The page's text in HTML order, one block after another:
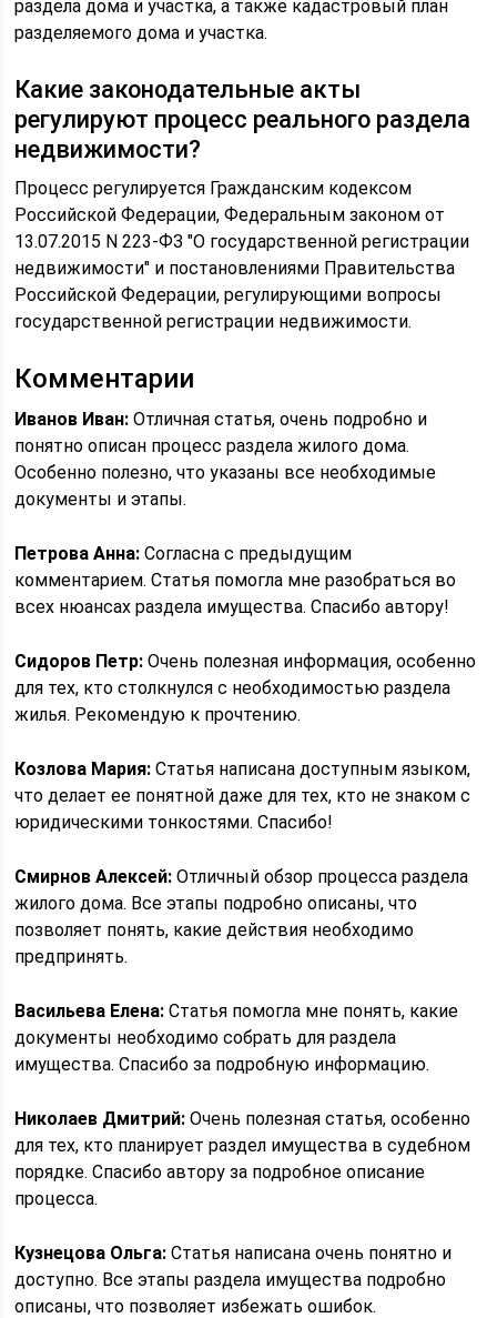
раздела дома и участка, а также кадастровый план
разделяемого дома и участка.
Какие законодательные акты
регулируют процесс реального раздела
недвижимости?
Процесс регулируется Гражданским кодексом
Российской Федерации, Федеральным законом от
13.07.2015 N 223-ФЗ "О государственной регистрации
недвижимости" и постановлениями Правительства
Российской Федерации, регулирующими вопросы
государственной регистрации недвижимости.
Комментарии
Иванов Иван: Отличная статья, очень подробно и
понятно описан процесс раздела жилого дома.
Особенно полезно, что указаны все необходимые
документы и этапы.
Петрова Анна: Согласна с предыдущим
комментарием. Статья помогла мне разобраться во
всех нюансах раздела имущества. Спасибо автору!
Сидоров Петр: Очень полезная информация, особенно
для тех, кто столкнулся с необходимостью раздела
жилья. Рекомендую к прочтению.
Козлова Мария: Статья написана доступным языком,
что делает ее понятной даже для тех, кто не знаком с
юридическими тонкостями. Спасибо!
Смирнов Алексей: Отличный обзор процесса раздела
жилого дома. Все этапы подробно описаны, что
позволяет понять, какие действия необходимо
предпринять.
Васильева Елена: Статья помогла мне понять, какие
документы необходимо собрать для раздела
имущества. Спасибо за подробную информацию.
Николаев Дмитрий: Очень полезная статья, особенно
для тех, кто планирует раздел имущества в судебном
порядке. Спасибо автору за подробное описание
процесса.
Кузнецова Ольга: Статья написана очень понятно и
доступно. Все этапы раздела имущества подробно
описаны, что позволяет избежать ошибок.